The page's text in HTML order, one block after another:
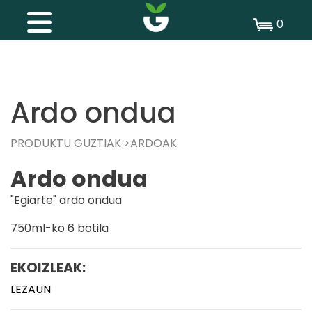
0
Ardo ondua
PRODUKTU GUZTIAK ARDOAK
Ardo ondua
"Egiarte" ardo ondua
750ml-ko 6 botila
EKOIZLEAK:
LEZAUN